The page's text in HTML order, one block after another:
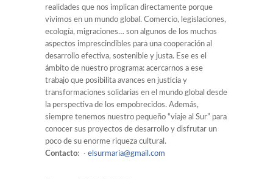
realidades que nos implican directamente porque
vivimos en un mundo global. Comercio, legislaciones,
ecología, migraciones… son algunos de los muchos
aspectos imprescindibles para una cooperación al
desarrollo efectiva, sostenible y justa. Ese es el
ámbito de nuestro programa: acercarnos a ese
trabajo que posibilita avances en justicia y
transformaciones solidarias en el mundo global desde
la perspectiva de los empobrecidos. Además,
siempre tenemos nuestro pequeño “viaje al Sur” para
conocer sus proyectos de desarrollo y disfrutar un
poco de su enorme riqueza cultural.
Contacto: elsurmaria@gmail.com